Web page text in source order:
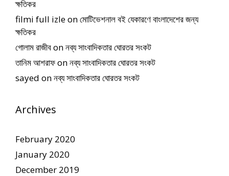
ক্ষতিকর
filmi full izleonমোটিভেশনাল বই যেকারণে বাংলাদেশের জন্য
ক্ষতিকর
গোলাম রাজীবonনব্য সাংবাদিকতার ঘোরতর সংকট
তানিম আশরাফonনব্য সাংবাদিকতার ঘোরতর সংকট
sayed onনব্য সাংবাদিকতার ঘোরতর সংকট
Archives
February 2020
January 2020
December 2019